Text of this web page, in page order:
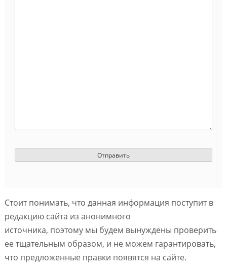
Стоит понимать, что данная информация поступит в
редакцию сайта из анонимного
источника, поэтому мы будем вынуждены проверить
ее тщательным образом, и не можем гарантировать,
что предложенные правки появятся на сайте.